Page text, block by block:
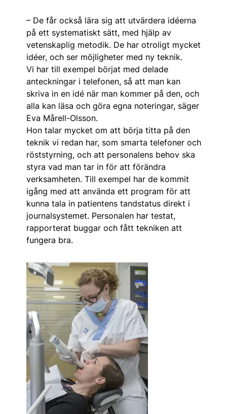
– De får också lära sig att utvärdera idéerna
på ett systematiskt sätt, med hjälp av
vetenskaplig metodik. De har otroligt mycket
idéer, och ser möjligheter med ny teknik.
Vi har till exempel börjat med ­delade
anteckningar i telefonen, så att man kan
skriva in en idé när man kommer på den, och
alla kan läsa och göra egna noteringar, säger
Eva Mårell-Olsson.
Hon talar mycket om att börja titta på den
teknik vi redan har, som smarta telefoner och
röststyrning, och att personalens behov ska
styra vad man tar in för att förändra
verksamheten. Till exempel har de kommit
igång med att använda ett program för att
kunna tala in patientens tandstatus direkt i
journal­systemet. Personalen har testat,
rapporterat buggar och fått tekniken att
fungera bra.